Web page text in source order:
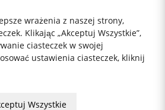
KitchenLab AB
wrażenia z naszej strony,
Klikając „Akceptuj Wszystkie”,
ciasteczek w swojej
ustawienia ciasteczek, kliknij
Wszystkie